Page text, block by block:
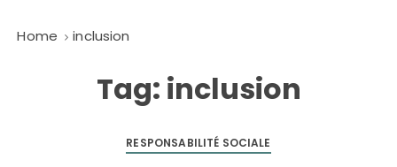
Home inclusion
Tag: inclusion
RESPONSABILITÉ SOCIALE